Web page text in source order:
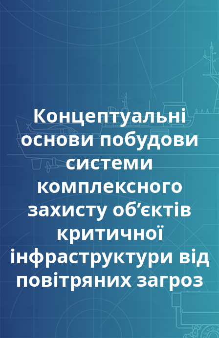
Концептуальні
основи побудови
системи
комплексного
захисту об’єктів
критичної
інфраструктури від
повітряних загроз